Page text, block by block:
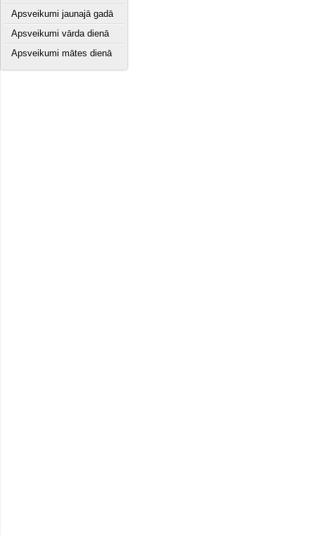
Apsveikumi jaunajā gadā
Apsveikumi vārda dienā
Apsveikumi mātes dienā